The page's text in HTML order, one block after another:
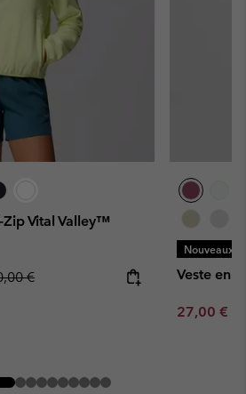
Zip Vital Valley™
price:
price:
€
Nouveaux
Veste en
Minimum
27,00 €